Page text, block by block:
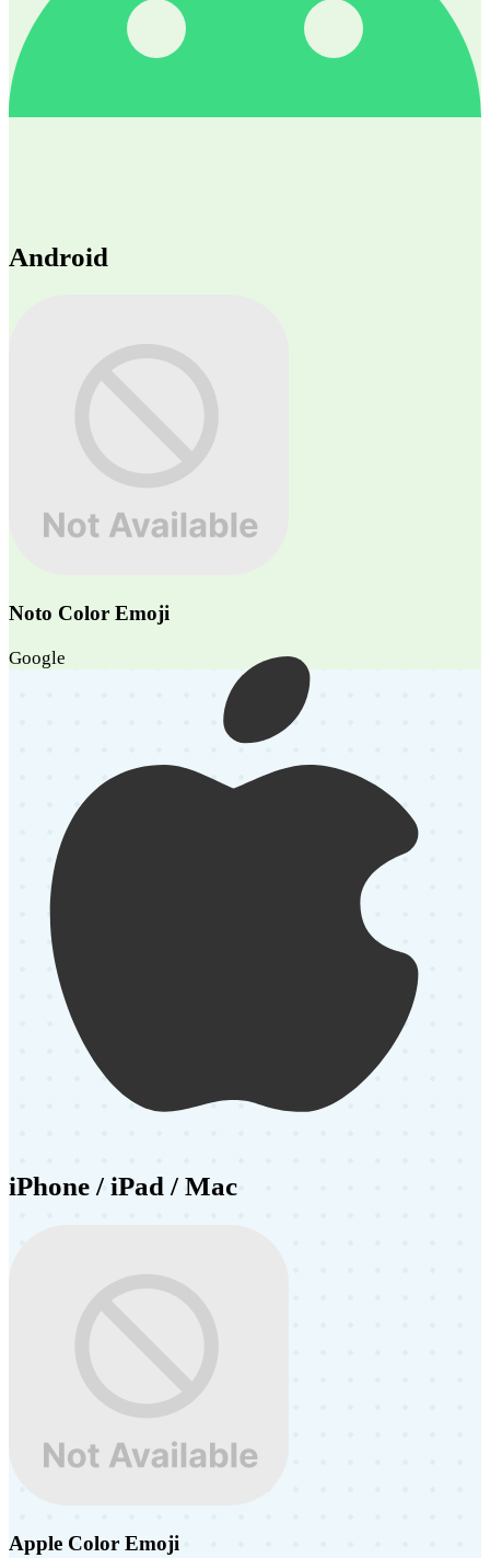
Android
Noto Color Emoji
Google
iPhone / iPad / Mac
Apple Color Emoji